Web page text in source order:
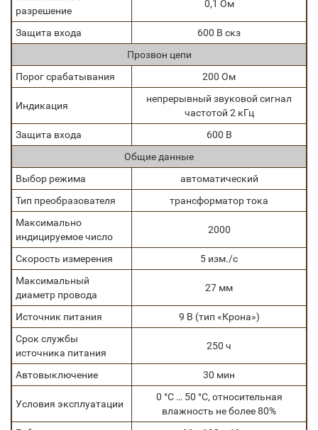
разрешение
0,1 Ом
Защита входа
600 В скз
Прозвон цепи
Порог срабатывания
200 Ом
Индикация
непрерывный звуковой сигнал
частотой 2 кГц
Защита входа
600 В
Общие данные
Выбор режима
автоматический
Тип преобразователя
трансформатор тока
Максимально
индицируемое число
2000
Скорость измерения
5 изм./с
Максимальный
диаметр провода
27 мм
Источник питания
9 В (тип «Крона»)
Срок службы
источника питания
250 ч
Автовыключение 30 мин
Условия эксплуатации
0 °С … 50 °С, относительная
влажность не более 80%